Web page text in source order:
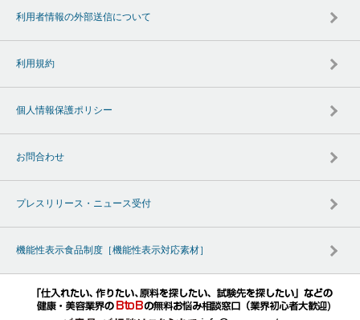
利用者情報の外部送信について
利用規約
個人情報保護ポリシー
お問合わせ
プレスリリース・ニュース受付
機能性表示食品制度［機能性表示対応素材］